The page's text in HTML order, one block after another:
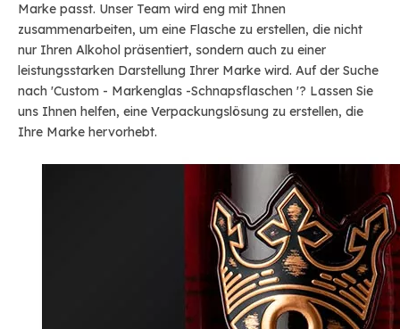
Marke passt. Unser Team wird eng mit Ihnen
zusammenarbeiten, um eine Flasche zu erstellen, die nicht
nur Ihren Alkohol präsentiert, sondern auch zu einer
leistungsstarken Darstellung Ihrer Marke wird. Auf der Suche
nach 'Custom - Markenglas -Schnapsflaschen '? Lassen Sie
uns Ihnen helfen, eine Verpackungslösung zu erstellen, die
Ihre Marke hervorhebt.